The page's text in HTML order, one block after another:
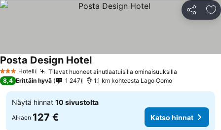
Jaa
3 Tähtiluokitus
Hotelli Tilavat huoneet ainutlaatuisilla ominaisuuksilla
Posta Design Hotel
8,4 Erittäin hyvä 1 247 1.1 km kohteesta Lago Como
Näytä hinnat 10 sivustolta
Alkaen 127 € Katso hinnat